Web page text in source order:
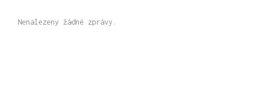
Nenalezeny žádné zprávy.